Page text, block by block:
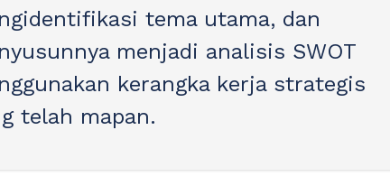
tema utama, dan
menjadi analisis SWOT
kerangka kerja strategis
telah mapan.